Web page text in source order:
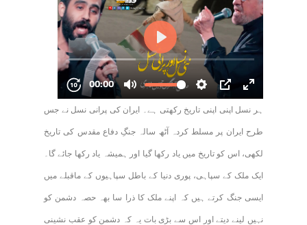
ہر نسل اپنی اپنی تاریخ رکھتی ہے۔ ایران کی پرانی نسل نے جس
طرح ایران پر مسلط کردہ آٹھ سالہ جنگِ دفاع مقدس کی تاریخ
لکھی، اس کو تاریخ میں یاد رکھا گیا اور ہمیشہ یاد رکھا جائے گا۔
ایک ملک کے سپاہی، پوری دنیا کے باطل سپاہیوں کے ماقبلے میں
ایسی جنگ کرتے ہیں کہ اپنے ملک کا ذرا سا بھہ حصہ دشمن کو
نہیں لینے دیتے اور اس سے بڑی بات یہ کہ دشمن کو عقب نشینی